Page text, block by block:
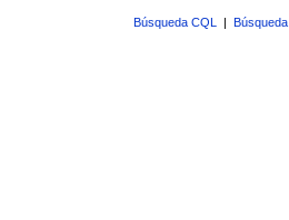
Búsqueda CQL